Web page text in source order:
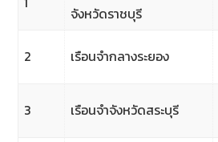
จังหวัดราชบุรี
2 เรือนจำกลางระยอง
3 เรือนจำจังหวัดสระบุรี